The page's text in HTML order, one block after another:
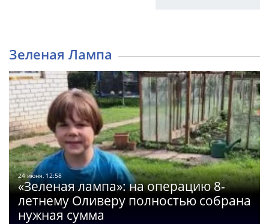
Зеленая Лампа
24 июня, 12:58
«Зеленая лампа»: на операцию 8-
летнему Оливеру полностью собрана
нужная сумма